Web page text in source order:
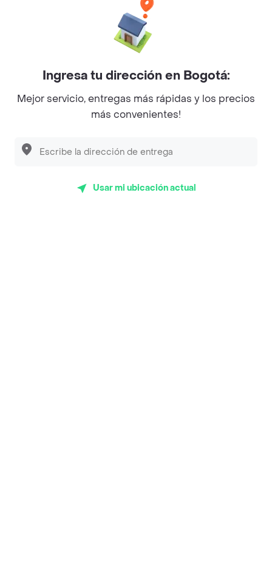
Myriam Camhi Co
Magnifique
Empanaditas de Pipian - Empanadas
Desayunadero de la 42
Sopitas y Frijoladas
Ingresa tu dirección en Bogotá:
Mejor servicio, entregas más rápidas y los precios
más convenientes!
Usar mi ubicación actual